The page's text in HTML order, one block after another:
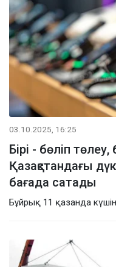
03.10.2025, 16:25
Бірі - бөліп төлеу,
Қазақстандағы
бағада сатады
Бұйрық 11 қазанда